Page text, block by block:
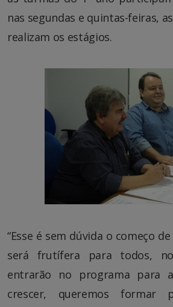
nas segundas e quintas-feiras,
realizam os estágios.
“Esse é sem dúvida o começo
será frutífera para todos,
entrarão no programa para
crescer, queremos formar